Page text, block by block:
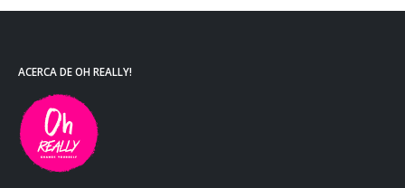
ACERCA DE OH REALLY!